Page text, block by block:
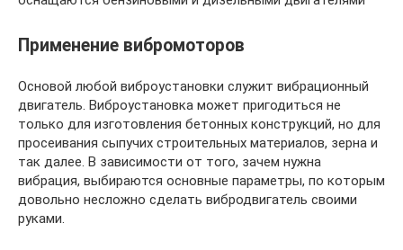
Применение вибромоторов
Основой любой виброустановки служит вибрационный
двигатель. Виброустановка может пригодиться не
только для изготовления бетонных конструкций, но для
просеивания сыпучих строительных материалов, зерна и
так далее. В зависимости от того, зачем нужна
вибрация, выбираются основные параметры, по которым
довольно несложно сделать вибродвигатель своими
руками.